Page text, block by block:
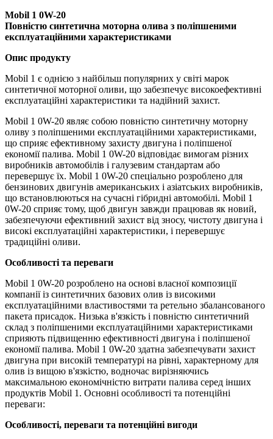
Mobil 1 0W-20
Повністю синтетична моторна олива з поліпшеними
експлуатаційними характеристиками
Опис продукту
Mobil 1 є однією з найбільш популярних у світі марок
синтетичної моторної оливи, що забезпечує високоефективні
експлуатаційні характеристики та надійний захист.
Mobil 1 0W-20 являє собою повністю синтетичну моторну
оливу з поліпшеними експлуатаційними характеристиками,
що сприяє ефективному захисту двигуна і поліпшеної
економії палива. Mobil 1 0W-20 відповідає вимогам різних
виробників автомобілів і галузевим стандартам або
перевершує їх. Mobil 1 0W-20 спеціально розроблено для
бензинових двигунів американських і азіатських виробників,
що встановлюються на сучасні гібридні автомобілі. Mobil 1
0W-20 сприяє тому, щоб двигун завжди працював як новий,
забезпечуючи ефективний захист від зносу, чистоту двигуна і
високі експлуатаційні характеристики, і перевершує
традиційні оливи.
Особливості та переваги
Mobil 1 0W-20 розроблено на основі власної композиції
компанії із синтетичних базових олив із високими
експлуатаційними властивостями та ретельно збалансованого
пакета присадок. Низька в'язкість і повністю синтетичний
склад з поліпшеними експлуатаційними характеристиками
сприяють підвищенню ефективності двигуна і поліпшеної
економії палива. Mobil 1 0W-20 здатна забезпечувати захист
двигуна при високій температурі на рівні, характерному для
олив із вищою в'язкістю, водночас вирізняючись
максимальною економічністю витрати палива серед інших
продуктів Mobil 1. Основні особливості та потенційні
переваги:
Особливості, переваги та потенційні вигоди